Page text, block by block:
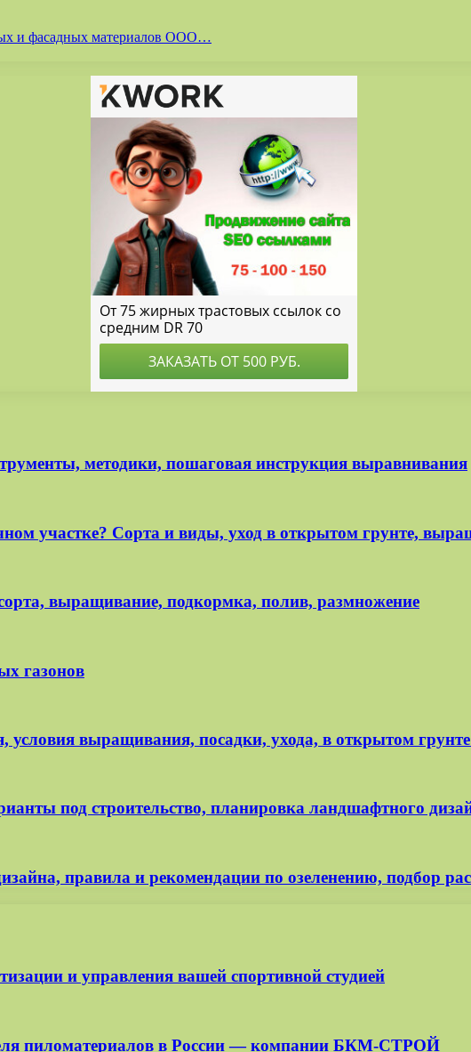
и фасадных материалов ООО…
методики, пошаговая инструкция выравнивания
участке? Сорта и виды, уход в открытом грунте,
выращивание, подкормка, полив, размножение
газонов
условия выращивания, посадки, ухода, в открытом
под строительство, планировка ландшафтного
правила и рекомендации по озеленению, подбор
и управления вашей спортивной студией
пиломатериалов в России — компании БКМ-СТРОЙ